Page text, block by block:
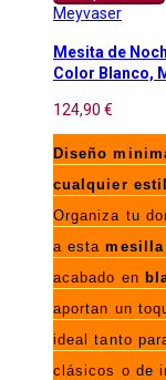
Meyvaser
Mesita de
Color Blanco,
124,90 €
Diseño
cualquier
Organiza tu
a estamesilla
acabado en
aportan un
ideal tanto
clásicos o de